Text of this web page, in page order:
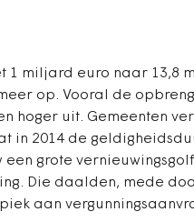
1 miljard euro naar 13,8
op. Vooral de
hoger uit. Gemeenten
in 2014 de
grote vernieuwingsgolf
Die daalden, mede
aan